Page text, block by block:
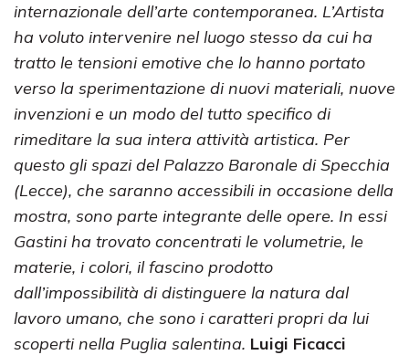
internazionale dell’arte contemporanea. L’Artista
ha voluto intervenire nel luogo stesso da cui ha
tratto le tensioni emotive che lo hanno portato
verso la sperimentazione di nuovi materiali, nuove
invenzioni e un modo del tutto specifico di
rimeditare la sua intera attività artistica. Per
questo gli spazi del Palazzo Baronale di Specchia
(Lecce), che saranno accessibili in occasione della
mostra, sono parte integrante delle opere. In essi
Gastini ha trovato concentrati le volumetrie, le
materie, i colori, il fascino prodotto
dall’impossibilità di distinguere la natura dal
lavoro umano, che sono i caratteri propri da lui
scoperti nella Puglia salentina. Luigi Ficacci